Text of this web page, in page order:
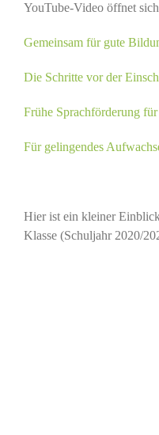
YouTube-Video öffnet
Gemeinsam für gute
Die Schritte vor der
Frühe Sprachförderung
Für gelingendes
Hier ist ein kleiner
Klasse (Schuljahr 2020/